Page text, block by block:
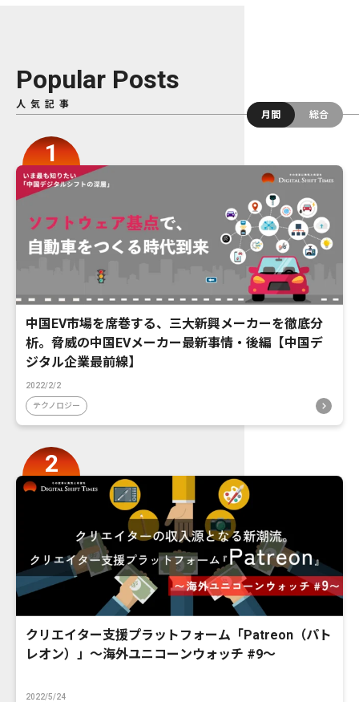
Popular Posts
人気記事
月間
総合
中国EV市場を席巻する、三大新興メーカーを徹底分
析。脅威の中国EVメーカー最新事情・後編【中国デ
ジタル企業最前線】
2022/2/2
テクノロジー
クリエイター支援プラットフォーム「Patreon（パト
レオン）」〜海外ユニコーンウォッチ #9〜
2022/5/24